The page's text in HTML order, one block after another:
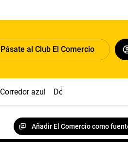
Pásate al Club El Comercio
Corredor azul Dólar
Añadir El Comercio como